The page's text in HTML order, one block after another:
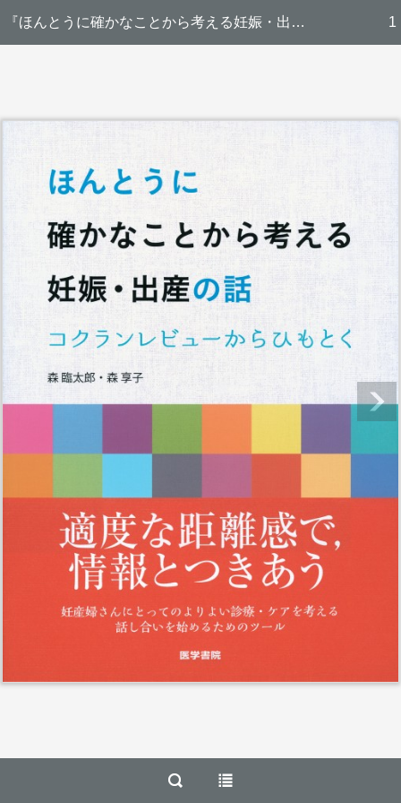
『ほんとうに確かなことから考える妊娠・出産の話―コクランレビューからひもとく』 立ち読み 1